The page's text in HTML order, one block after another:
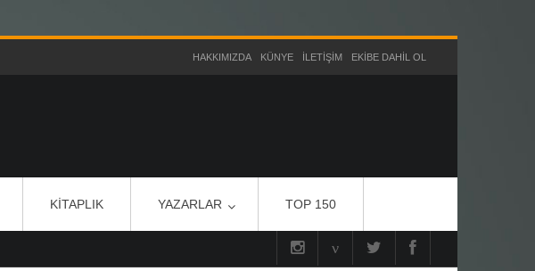
HAKKIMIZDA KÜNYE İLETIŞIM EKIBE DAHIL OL
KITAPLIK YAZARLAR TOP 150